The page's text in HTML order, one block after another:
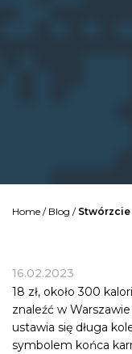
Home / Blog /
16.02.2023
18 zł, około 300
znaleźć w
ustawia się długa
symbolem końca